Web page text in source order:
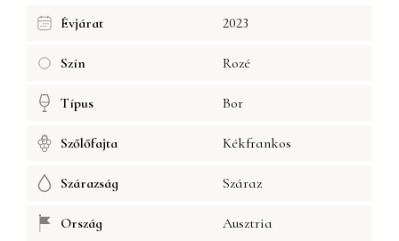
Évjárat 2023
Szín Rozé
Típus Bor
Szőlőfajta Kékfrankos
Szárazság Száraz
Ország Ausztria